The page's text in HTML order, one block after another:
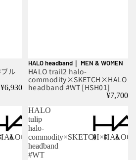
ル
¥6,930
HALO headband｜ MEN & WOMEN
HALO trail2 halo-
commodity×SKETCH×HALO
headband #WT [HSH01]
¥7,700
HALO
tulip
halo-
commodity×SKETCH×HALO
headband
#WT